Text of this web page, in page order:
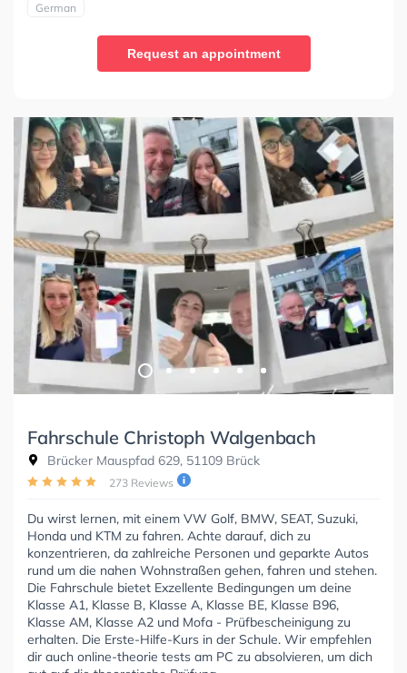
German
Request an appointment
Fahrschule Christoph Walgenbach
Brücker Mauspfad 629, 51109 Brück
273 Reviews
Du wirst lernen, mit einem VW Golf, BMW, SEAT, Suzuki,
Honda und KTM zu fahren. Achte darauf, dich zu
konzentrieren, da zahlreiche Personen und geparkte Autos
rund um die nahen Wohnstraßen gehen, fahren und stehen.
Die Fahrschule bietet Exzellente Bedingungen um deine
Klasse A1, Klasse B, Klasse A, Klasse BE, Klasse B96,
Klasse AM, Klasse A2 und Mofa - Prüfbescheinigung zu
erhalten. Die Erste-Hilfe-Kurs in der Schule. Wir empfehlen
dir auch online-theorie tests am PC zu absolvieren, um dich